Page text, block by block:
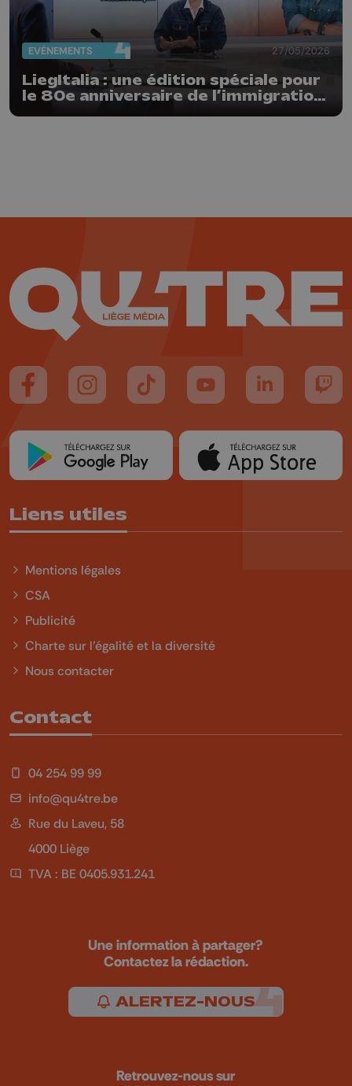
EVÈNEMENTS 27/05/2026
LiegItalia : une édition spéciale pour
le 80e anniversaire de l’immigration
Suivez-nous sur FaceBook
Suivez-nous sur Instagram
Suivez-nous sur TikTok
Suivez-nous sur YouTube
Suivez-nous
Liens utiles
Mentions légales
CSA
Publicité
Charte sur l'égalité et la diversité
Nous contacter
Contact
04 254 99 99
info@qu4tre.be
Rue du Laveu, 58
4000 Liège
TVA : BE 0405.931.241
Une information à partager?
Contactez la rédaction.
ALERTEZ-NOUS
Retrouvez-nous sur